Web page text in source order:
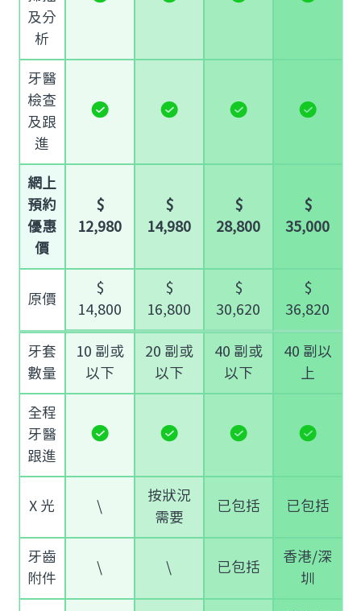
及分
析
牙醫
檢查
及跟
進
網上
預約
優惠
價
$
12,980
$
14,980
$
28,800
$
35,000
原價
$
14,800
$
16,800
$
30,620
$
36,820
牙套
數量
10 副或
以下
20 副或
以下
40 副或
以下
40 副以
上
全程
牙醫
跟進
X 光 \
按狀況
需要
已包括 已包括
牙齒
附件
\ \ 已包括
香港/深
圳